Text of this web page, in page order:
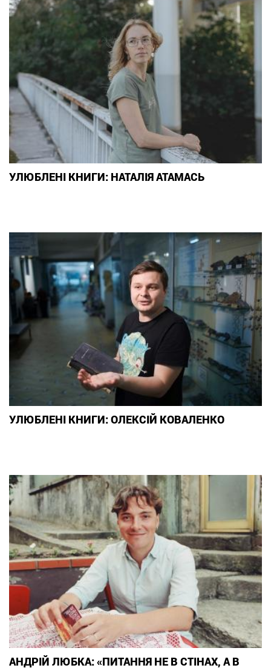
УЛЮБЛЕНІ КНИГИ: НАТАЛІЯ АТАМАСЬ
УЛЮБЛЕНІ КНИГИ: ОЛЕКСІЙ КОВАЛЕНКО
АНДРІЙ ЛЮБКА: «ПИТАННЯ НЕ В СТІНАХ, А В